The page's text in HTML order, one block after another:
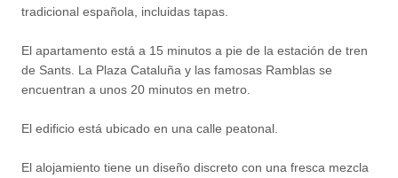
tradicional española, incluidas tapas.
El apartamento está a 15 minutos a pie de la estación de tren
de Sants. La Plaza Cataluña y las famosas Ramblas se
encuentran a unos 20 minutos en metro.
El edificio está ubicado en una calle peatonal.
El alojamiento tiene un diseño discreto con una fresca mezcla